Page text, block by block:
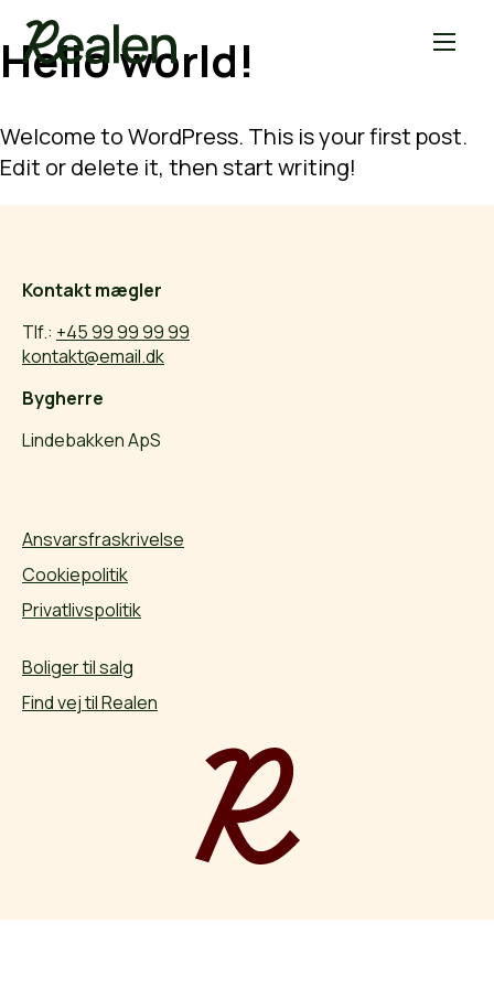
Hello world!
Welcome to WordPress. This is your first post.
Edit or delete it, then start writing!
Kontakt mægler
Tlf.: +45 99 99 99 99
kontakt@email.dk
Bygherre
Lindebakken ApS
Ansvarsfraskrivelse
Cookiepolitik
Privatlivspolitik
Boliger til salg
Find vej til Realen